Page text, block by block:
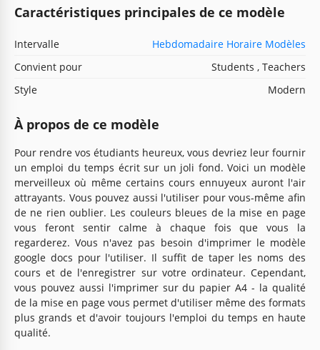
Caractéristiques principales de ce modèle
Intervalle
Hebdomadaire Horaire Modèles
Convient pour
Students , Teachers
Style
Modern
À propos de ce modèle
Pour rendre vos étudiants heureux, vous devriez leur fournir
un emploi du temps écrit sur un joli fond. Voici un modèle
merveilleux où même certains cours ennuyeux auront l'air
attrayants. Vous pouvez aussi l'utiliser pour vous-même afin
de ne rien oublier. Les couleurs bleues de la mise en page
vous feront sentir calme à chaque fois que vous la
regarderez. Vous n'avez pas besoin d'imprimer le modèle
google docs pour l'utiliser. Il suffit de taper les noms des
cours et de l'enregistrer sur votre ordinateur. Cependant,
vous pouvez aussi l'imprimer sur du papier A4 - la qualité
de la mise en page vous permet d'utiliser même des formats
plus grands et d'avoir toujours l'emploi du temps en haute
qualité.